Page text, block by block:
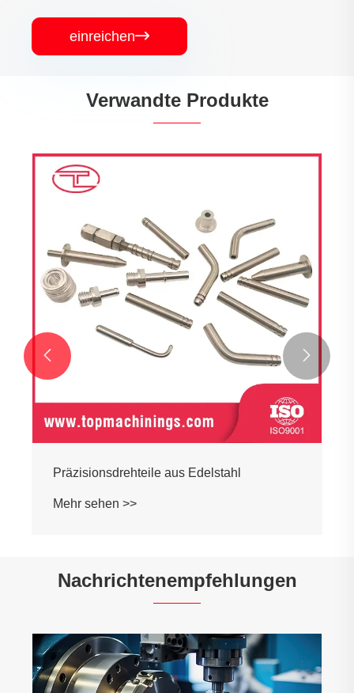
einreichen
Verwandte Produkte
Präzisionsdrehteile aus Edelstahl
Mehr sehen >>
 
Nachrichtenempfehlungen
Warum sind